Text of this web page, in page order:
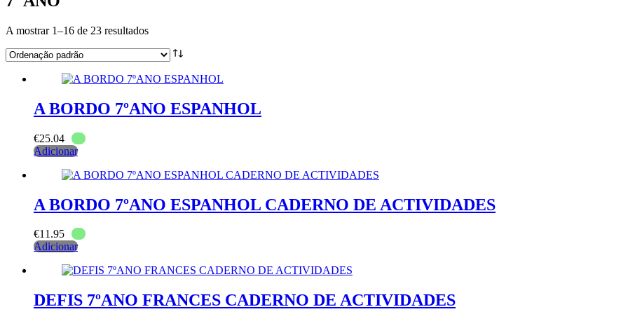
A mostrar 1–16 de 23 resultados
A BORDO 7ºANO ESPANHOL
€25.04
Adicionar
A BORDO 7ºANO ESPANHOL CADERNO DE ACTIVIDADES
€11.95
Adicionar
DEFIS 7ºANO FRANCES CADERNO DE ACTIVIDADES